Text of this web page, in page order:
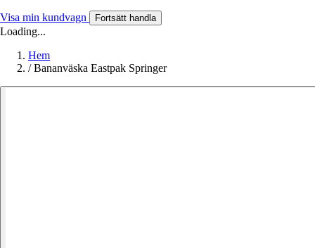
Visa min kundvagn Fortsätt handla
Loading...
Hem
/ Bananväska Eastpak Springer